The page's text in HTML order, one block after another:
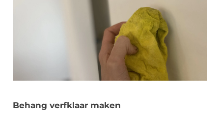
Behang verfklaar maken